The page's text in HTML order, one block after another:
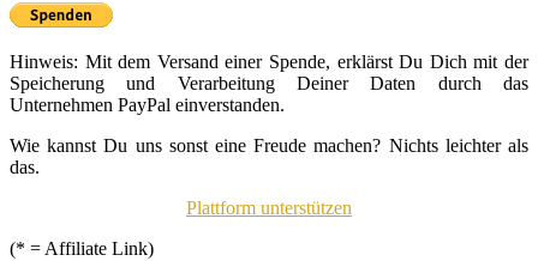
Hinweis: Mit dem Versand einer Spende, erklärst Du Dich mit der
Speicherung und Verarbeitung Deiner Daten durch das
Unternehmen PayPal einverstanden.
Wie kannst Du uns sonst eine Freude machen? Nichts leichter als
das.
Plattform unterstützen
(* = Affiliate Link)